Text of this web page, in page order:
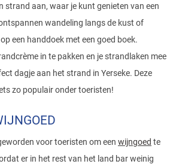
strand aan, waar je kunt genieten van een
wandeling langs de kust of
een handdoek met een goed boek.
in te pakken en je strandlaken mee
dagje aan het strand in Yerseke. Deze
zo populair onder toeristen!
voor toeristen om een wijngoed te
er in het rest van het land bar weinig